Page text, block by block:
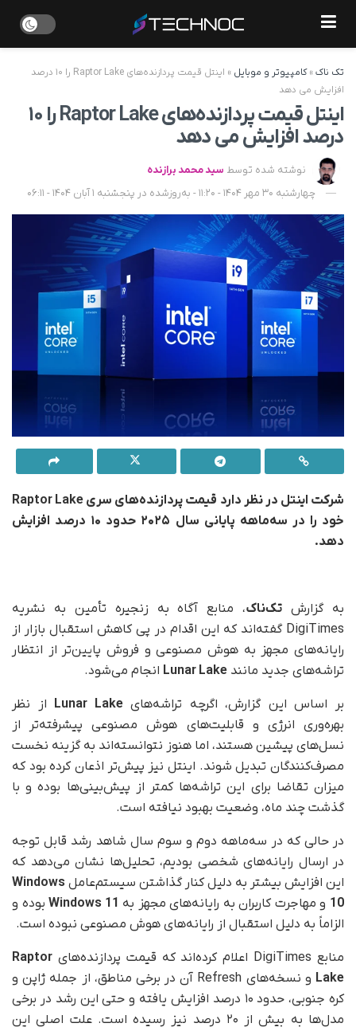
تک ناک»کامپیوتر و موبایل »
اینتل قیمت پردازنده‌های Raptor Lake را ۱۰ درصد
افزایش می‌ دهد
اینتل قیمت پردازنده‌های Raptor Lake را ۱۰
درصد افزایش می‌ دهد
نوشته شده توسط سید محمد برازنده
چهارشنبه 30 مهر 1404 - 11:20 - به‌روزشده در پنجشنبه 1 آبان 1404 - 06:11
شرکت اینتل در نظر دارد قیمت پردازنده‌های سری Raptor Lake
خود را در سه‌ماهه پایانی سال ۲۰۲۵ حدود ۱۰ درصد افزایش
دهد.
به گزارش تک‌ناک، منابع آگاه به زنجیره تأمین به نشریه
DigiTimes گفته‌اند که این اقدام در پی کاهش استقبال بازار از
رایانه‌های مجهز به هوش مصنوعی و فروش پایین‌تر از انتظار
تراشه‌های جدید مانند Lunar Lake انجام می‌شود.
بر اساس این گزارش، اگرچه تراشه‌هایLunar Lake از نظر
بهره‌وری انرژی و قابلیت‌های هوش مصنوعی پیشرفته‌تر از
نسل‌های پیشین هستند، اما هنوز نتوانسته‌اند به گزینه نخست
مصرف‌کنندگان تبدیل شوند. اینتل نیز پیش‌تر اذعان کرده بود که
میزان تقاضا برای این تراشه‌ها کمتر از پیش‌بینی‌ها بوده و با
گذشت چند ماه، وضعیت بهبود نیافته است.
در حالی که در سه‌ماهه دوم و سوم سال شاهد رشد قابل‌ توجه
در ارسال رایانه‌های شخصی بودیم، تحلیل‌ها نشان می‌دهد که
این افزایش بیشتر به دلیل کنار گذاشتن سیستم‌عامل Windows
10 و مهاجرت کاربران به رایانه‌های مجهز به Windows 11بوده و
الزاماً به دلیل استقبال از رایانه‌های هوش مصنوعی نبوده است.
منابع DigiTimes اعلام کرده‌اند که قیمت پردازنده‌های
Raptor
Lake
و نسخه‌های Refresh آن در برخی مناطق، از جمله ژاپن و
کره جنوبی، حدود ۱۰ درصد افزایش یافته و حتی این رشد در برخی
مدل‌ها به بیش از ۲۰ درصد نیز رسیده است. علت اصلی این